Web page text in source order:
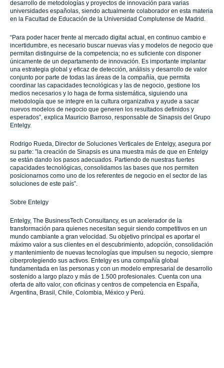
desarrollo de metodologías y proyectos de innovación para varias
universidades españolas, siendo actualmente colaborador en esta materia
en la Facultad de Educación de la Universidad Complutense de Madrid.
“Para poder hacer frente al mercado digital actual, en continuo cambio e
incertidumbre, es necesario buscar nuevas vías y modelos de negocio que
permitan distinguirse de la competencia; no es suficiente con disponer
únicamente de un departamento de innovación. Es importante implantar
una estrategia global y eficaz de detección, análisis y desarrollo de valor
conjunto por parte de todas las áreas de la compañía, que permita
coordinar las capacidades tecnológicas y las de negocio, gestione los
medios necesarios y lo haga de forma sistemática, siguiendo una
metodología que se integre en la cultura organizativa y ayude a sacar
nuevos modelos de negocio que generen los resultados definidos y
esperados”, explica Mauricio Barroso, responsable de Sinapsis del Grupo
Entelgy.
Rodrigo Rueda, Director de Soluciones Verticales de Entelgy, asegura por
su parte: ”la creación de Sinapsis es una muestra más de que en Entelgy
se están dando los pasos adecuados. Partiendo de nuestras fuertes
capacidades tecnológicas, consolidamos las bases que nos permiten
posicionarnos como uno de los referentes de negocio en el sector de las
soluciones de este país”.
Sobre Entelgy
Entelgy, The BusinessTech Consultancy, es un acelerador de la
transformación para quienes necesitan seguir siendo competitivos en un
mundo cambiante a gran velocidad. Su objetivo principal es aportar el
máximo valor a sus clientes en el descubrimiento, adopción, consolidación
y mantenimiento de nuevas tecnologías que impulsen su negocio, siempre
ciberprotegiendo sus activos. Entelgy es una compañía global
fundamentada en las personas y con un modelo empresarial de desarrollo
sostenido a largo plazo y más de 1.500 profesionales. Cuenta con una
oferta de alto valor, con oficinas y centros de competencia en España,
Argentina, Brasil, Chile, Colombia, México y Perú.